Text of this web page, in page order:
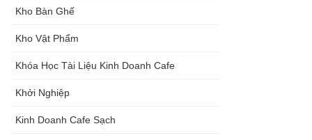
Kho Bàn Ghế
Kho Vật Phẩm
Khóa Học Tài Liệu Kinh Doanh Cafe
Khởi Nghiệp
Kinh Doanh Cafe Sạch